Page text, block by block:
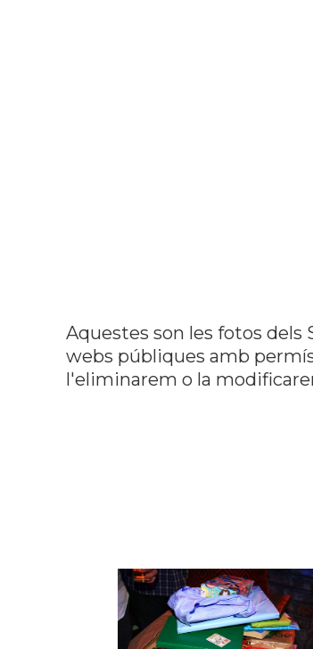
Aquestes son les fotos dels
webs públiques amb
l'eliminarem o la